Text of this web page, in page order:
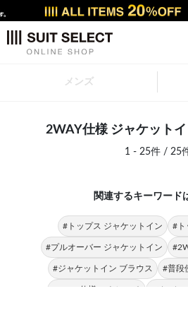
メンズ
2WAY仕様 ジャケット
1 - 25件 / 25
関連するキーワード
#トップス ジャケットイン #ト
#プルオーバー ジャケットイン
#ジャケットイン ブラウス #普段
#2WAY仕様 ストレッチ #ジャケ